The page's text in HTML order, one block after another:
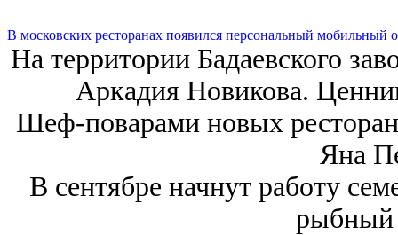
В московских ресторанах появился персональный мобильный
На территории Бадаевского
Аркадия Новикова.
Шеф-поварами новых
Яна
В сентябре начнут работу
рыбный